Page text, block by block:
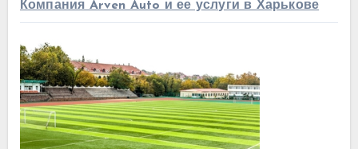
Компания Arven Auto и ее услуги в Харькове